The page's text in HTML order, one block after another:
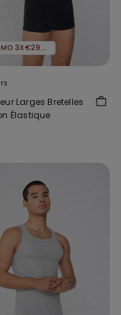
PROMO 3X€29.99
Larges Bretelles
Élastique